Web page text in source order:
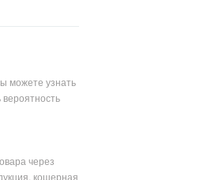
можете узнать
через
кошерная